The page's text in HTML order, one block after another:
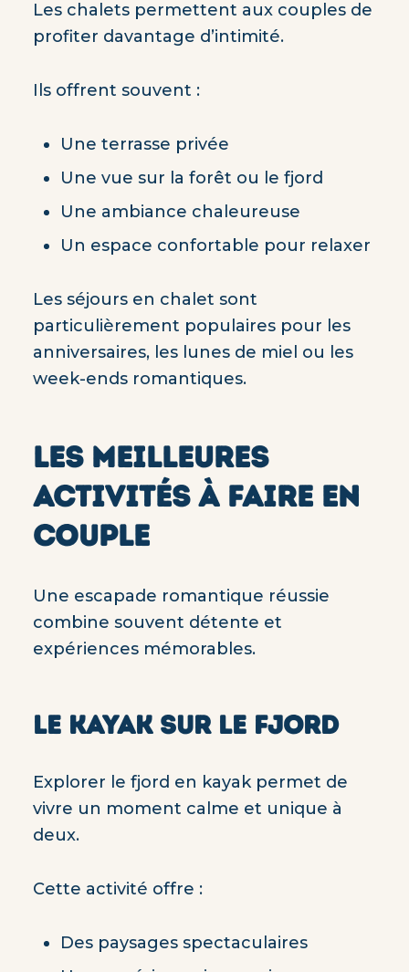
Les chalets permettent aux couples de
profiter davantage d’intimité.
Ils offrent souvent :
Une terrasse privée
Une vue sur la forêt ou le fjord
Une ambiance chaleureuse
Un espace confortable pour relaxer
Les séjours en chalet sont
particulièrement populaires pour les
anniversaires, les lunes de miel ou les
week-ends romantiques.
LES MEILLEURES
ACTIVITÉS À FAIRE EN
COUPLE
Une escapade romantique réussie
combine souvent détente et
expériences mémorables.
LE KAYAK SUR LE FJORD
Explorer le fjord en kayak permet de
vivre un moment calme et unique à
deux.
Cette activité offre :
Des paysages spectaculaires